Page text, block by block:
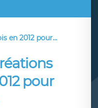
en 2012 pour...
pour